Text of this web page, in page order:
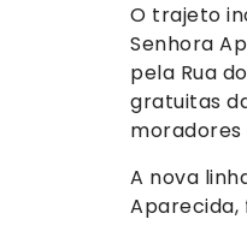
O trajeto
Senhora
pela Rua
gratuitas
moradores
A nova